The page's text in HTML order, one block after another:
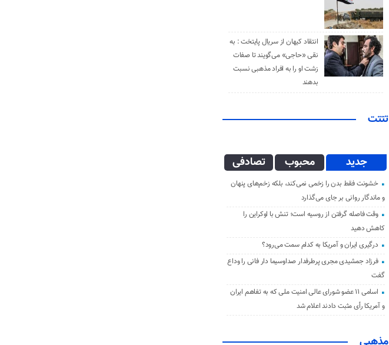
انتقاد کیهان از سریال پایتخت : به
نقی «حاجی» می‌گویند تا صفات
زشت او را به افراد مذهبی نسبت
بدهند
تتتت
جدید محبوب تصادفی
خشونت فقط بدن را زخمی نمی‌کند، بلکه زخم‌های پنهان
و ماندگار روانی بر جای می‌گذارد
وقت فاصله گرفتن از روسیه است؛ تنش با اوکراین را
کاهش دهید
درگیری ایران و آمریکا به کدام سمت می‌رود؟
فرزاد جمشیدی مجری پرطرفدار صداوسیما دار فانی را وداع
گفت
اسامی ۱۱ عضو شورای عالی امنیت ملی که به تفاهم ایران
و آمریکا رأی مثبت دادند اعلام شد
مذهبی